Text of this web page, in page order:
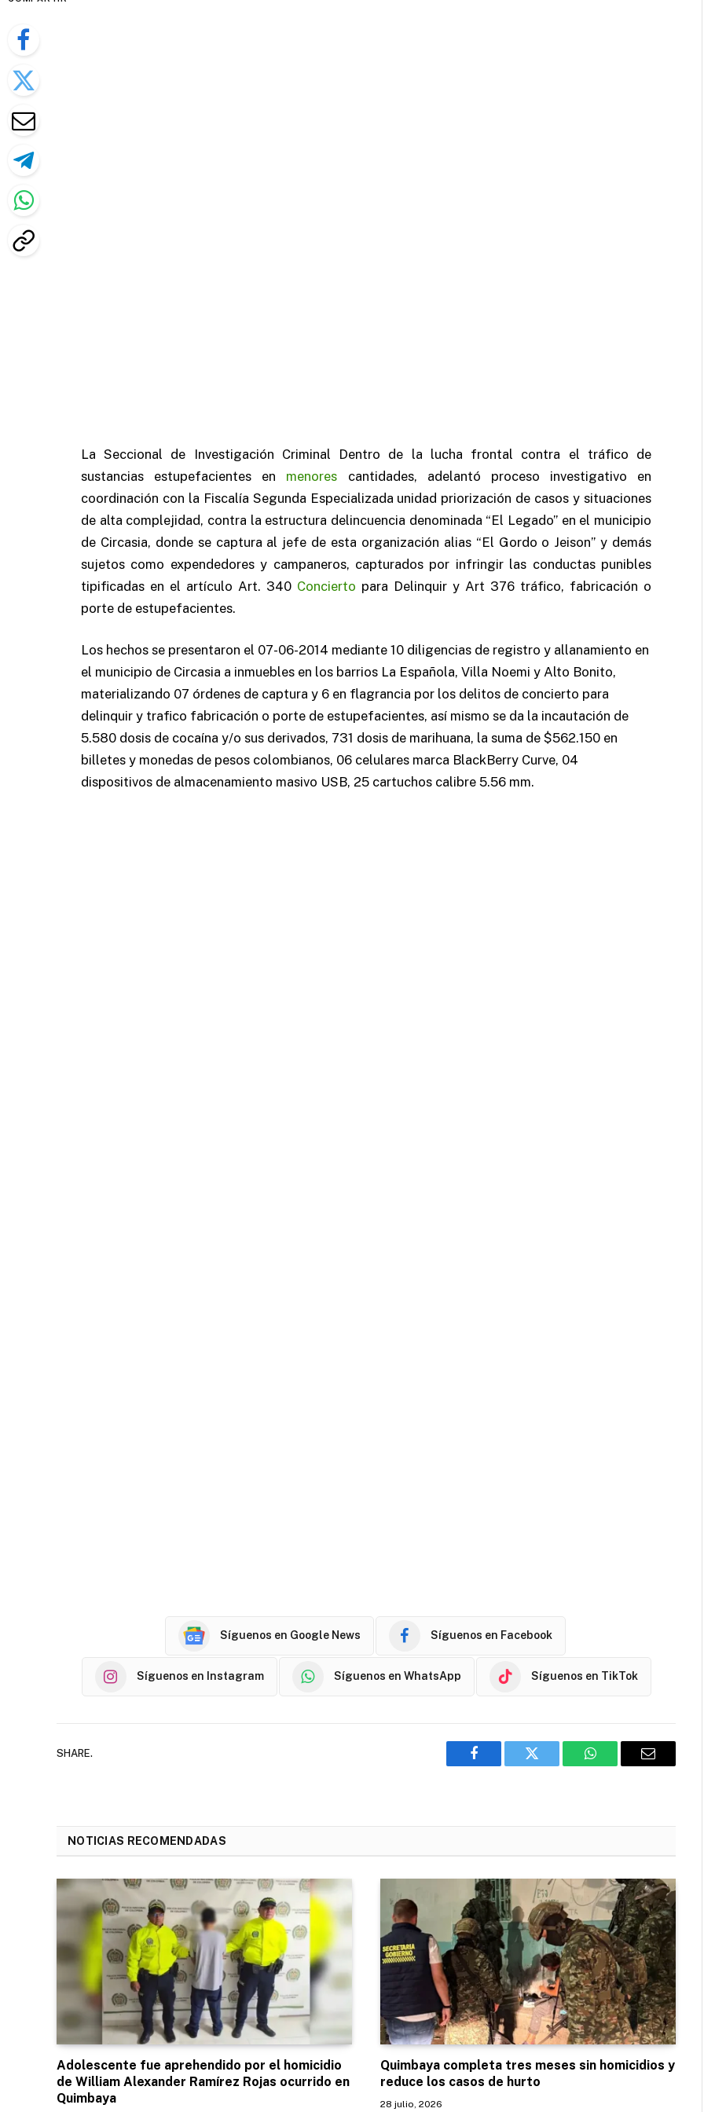
La Seccional de Investigación Criminal Dentro de la lucha frontal contra el tráfico de
sustancias estupefacientes en menores cantidades, adelantó proceso investigativo en
coordinación con la Fiscalía Segunda Especializada unidad priorización de casos y situaciones
de alta complejidad, contra la estructura delincuencia denominada “El Legado” en el municipio
de Circasia, donde se captura al jefe de esta organización alias “El Gordo o Jeison” y demás
sujetos como expendedores y campaneros, capturados por infringir las conductas punibles
tipificadas en el artículo Art. 340 Concierto para Delinquir y Art 376 tráfico, fabricación o
porte de estupefacientes.
Los hechos se presentaron el 07-06-2014 mediante 10 diligencias de registro y allanamiento en
el municipio de Circasia a inmuebles en los barrios La Española, Villa Noemi y Alto Bonito,
materializando 07 órdenes de captura y 6 en flagrancia por los delitos de concierto para
delinquir y trafico fabricación o porte de estupefacientes, así mismo se da la incautación de
5.580 dosis de cocaína y/o sus derivados, 731 dosis de marihuana, la suma de $562.150 en
billetes y monedas de pesos colombianos, 06 celulares marca BlackBerry Curve, 04
dispositivos de almacenamiento masivo USB, 25 cartuchos calibre 5.56 mm.
Síguenos en Google News Síguenos en Facebook
Síguenos en Instagram Síguenos en WhatsApp Síguenos en TikTok
SHARE.
Facebook Twitter WhatsAppEmail
NOTICIAS RECOMENDADAS
Adolescente fue aprehendido por el homicidio
de William Alexander Ramírez Rojas ocurrido en
Quimbaya
Quimbaya completa tres meses sin homicidios y
reduce los casos de hurto
28 julio, 2026